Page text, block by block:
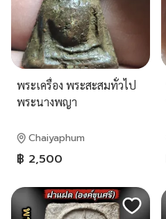
พระเครื่อง พระสะสมทั่วไป
พระนางพญา
Chaiyaphum
฿ 2,500